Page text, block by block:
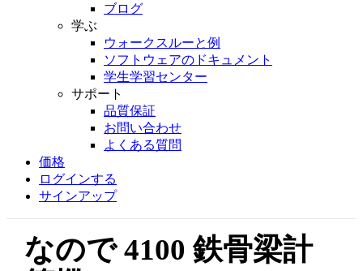
ブログ
学ぶ
ウォークスルーと例
ソフトウェアのドキュメント
学生学習センター
サポート
品質保証
お問い合わせ
よくある質問
価格
ログインする
サインアップ
なので 4100 鉄骨梁計